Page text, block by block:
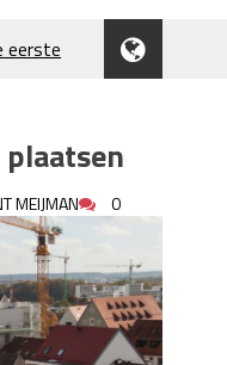
eerste
MEIJMAN 0